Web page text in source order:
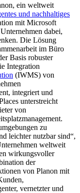
ein weltweit
und nachhaltiges
mit Microsoft
dabei,
Die Lösung
im Büro
Basis robuster
Integration
(IWMS) von
integriert und
unterstreicht
von
zu
leichter nutzbar sind“,
weltweit
wirkungsvoller
der
von Planon mit
vernetzter und